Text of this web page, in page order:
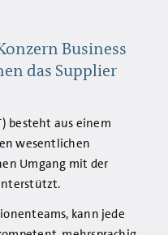
Business
das Supplier
besteht aus einem
wesentlichen
Umgang mit der
kann jede